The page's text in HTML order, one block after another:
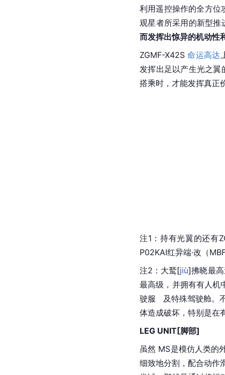
利用遥控操作的全方位
观星者所采用的新型推
而发挥出惊异的机动性
ZGMF-X42S 命运高达
发挥出足以产生光之
搭乘时，才能发挥真正
注1：持有光翼的还有
P02KAI红异端·改（
注2：大鹫[jiù]拂晓最
最高级，并拥有有人机
驶服   及特殊驾驶舱。
体造成破坏，特别是在
LEG UNIT[脚部]
虽然 MS是模仿人类的
细致地分割，配合动作